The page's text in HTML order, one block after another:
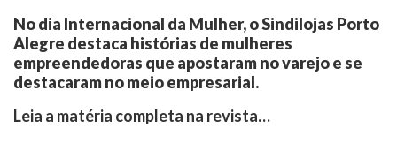
No dia Internacional da Mulher, o Sindilojas Porto
Alegre destaca histórias de mulheres
empreendedoras que apostaram no varejo e se
destacaram no meio empresarial.
Leia a matéria completa na revista…